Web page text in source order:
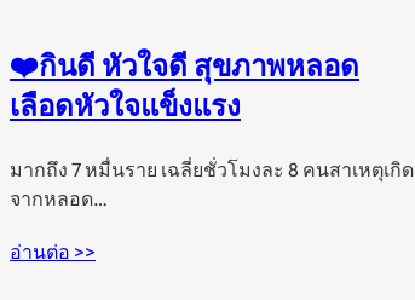
❤️กินดี หัวใจดี สุขภาพหลอด
เลือดหัวใจแข็งแรง
มากถึง 7 หมื่นราย เฉลี่ยชั่วโมงละ 8 คนสาเหตุเกิด
จากหลอด…
อ่านต่อ >>